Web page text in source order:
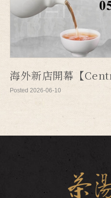
海外新店開幕【
Posted 2026-06-10